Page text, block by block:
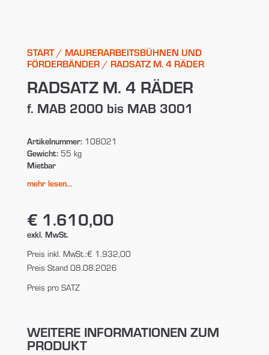
START/ MAURERARBEITSBÜHNEN UND
FÖRDERBÄNDER/ RADSATZ M. 4 RÄDER
RADSATZ M. 4 RÄDER
f. MAB 2000 bis MAB 3001
Artikelnummer:108021
Gewicht:55 kg
Mietbar
mehr lesen...
€ 1.610,00
exkl. MwSt.
Preis inkl. MwSt.:€ 1.932,00
Preis Stand 08.08.2026
Preis pro SATZ
WEITERE INFORMATIONEN ZUM
PRODUKT